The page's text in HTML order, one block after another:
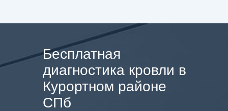
Бесплатная
диагностика кровли в
Курортном районе
СПб